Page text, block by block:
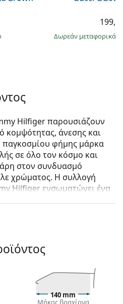
Δωρεάν μεταφορικά
Hilfiger παρουσιάζουν
κομψότητας, άνεσης και
παγκοσμίου φήμης μάρκα
σε όλο τον κόσμο και
στον συνδυασμό
χρώματος. Η συλλογή
Hilfiger ενσωματώνει ένα
ιδανικά για κάθε
σας αυτά τα γυαλιά ηλίου
καθρέφτη του
140 mm
Μήκος βραχίονα